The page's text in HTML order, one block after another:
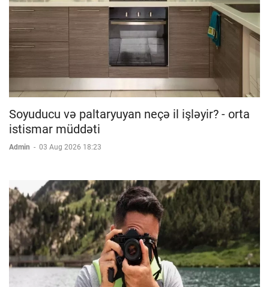
Soyuducu və paltaryuyan neçə il işləyir? - orta
istismar müddəti
Admin - 03 Aug 2026 18:23